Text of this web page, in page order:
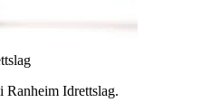
Ranheim Idrettslag.